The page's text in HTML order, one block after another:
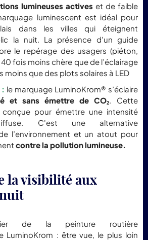
lumineuses actives et de faible
luminescent est idéal pour
dans les villes qui éteignent
la nuit. La présence d'un guide
le repérage des usagers (piéton,
40 fois moins chère que de l’éclairage
moins que des plots solaires à LED
: le marquage LuminoKrom® s’éclaire
et sans émettre de CO2. Cette
pour émettre une intensité
C'est une alternative
l’environnement et un atout pour
contre la pollution lumineuse.
la visibilité aux
de la peinture routière
LuminoKrom : être vue, le plus loin